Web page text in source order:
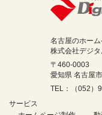
名古屋のホー
株式会社デジ
〒460-0003
愛知県 名古屋
TEL：（052）
サービス